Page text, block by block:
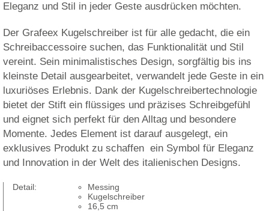
Eleganz und Stil in jeder Geste ausdrücken möchten.
Der Grafeex Kugelschreiber ist für alle gedacht, die ein
Schreibaccessoire suchen, das Funktionalität und Stil
vereint. Sein minimalistisches Design, sorgfältig bis ins
kleinste Detail ausgearbeitet, verwandelt jede Geste in ein
luxuriöses Erlebnis. Dank der Kugelschreibertechnologie
bietet der Stift ein flüssiges und präzises Schreibgefühl
und eignet sich perfekt für den Alltag und besondere
Momente. Jedes Element ist darauf ausgelegt, ein
exklusives Produkt zu schaffen  ein Symbol für Eleganz
und Innovation in der Welt des italienischen Designs.
Detail:
Messing
Kugelschreiber
16,5 cm